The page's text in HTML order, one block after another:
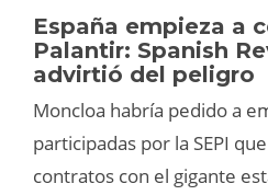
España empieza a
Palantir: Spanish
advirtió del peligro
Moncloa habría pedido a
participadas por la SEPI
contratos con el gigante